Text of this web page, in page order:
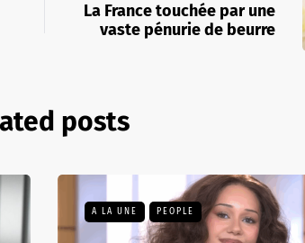
La France touchée par une
vaste pénurie de beurre
posts
A LA UNE PEOPLE